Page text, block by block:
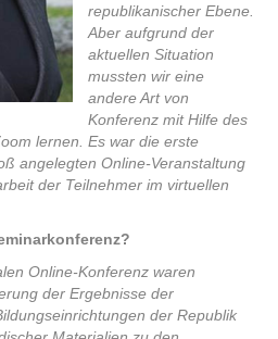
republikanischer Ebene.
Aber aufgrund der
aktuellen Situation
mussten wir eine
andere Art von
Konferenz mit Hilfe des
lernen. Es war die erste
angelegten Online-Veranstaltung
der Teilnehmer im virtuellen
Online-Konferenz waren
der Ergebnisse der
der Republik